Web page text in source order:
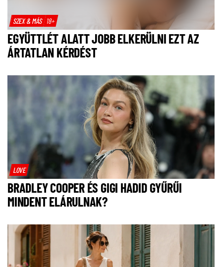
SZEX & MÁS 18+
EGYÜTTLÉT ALATT JOBB ELKERÜLNI EZT AZ
ÁRTATLAN KÉRDÉST
LOVE
BRADLEY COOPER ÉS GIGI HADID GYŰRŰI
MINDENT ELÁRULNAK?